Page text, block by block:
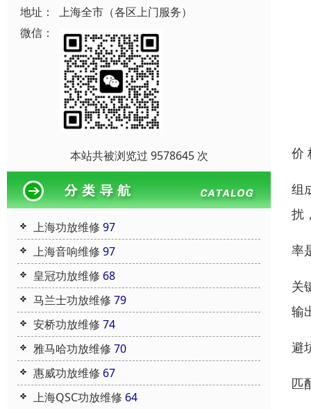
地址：
上海全市（各区上门服务）
微信：
本站共被浏览过 9578645 次
上海功放维修 97
上海音响维修 97
皇冠功放维修 68
马兰士功放维修 79
安桥功放维修 74
雅马哈功放维修 70
惠威功放维修 67
上海QSC功放维修 64
价
组
扰
率
关
输
避
匹